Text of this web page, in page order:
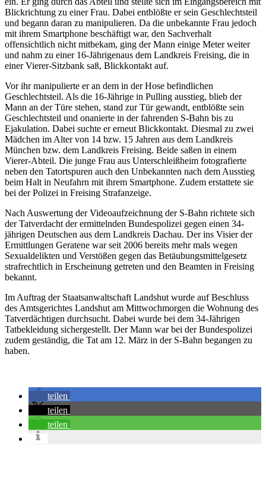
Blickrichtung zu einer Frau. Dabei entblößte er sein Geschlechtsteil
und begann daran zu manipulieren. Da die unbekannte Frau jedoch
mit ihrem Smartphone beschäftigt war, den Sachverhalt
offensichtlich nicht mitbekam, ging der Mann einige Meter weiter
und nahm zu einer 16-Jährigenaus dem Landkreis Freising, die in
einer Vierer-Sitzbank saß, Blickkontakt auf.
Vor ihr manipulierte er an dem in der Hose befindlichen
Geschlechtsteil. Als die 16-Jährige in Pulling ausstieg, blieb der
Mann an der Türe stehen, stand zur Tür gewandt, entblößte sein
Geschlechtsteil und onanierte in der fahrenden S-Bahn bis zu
Ejakulation. Dabei suchte er erneut Blickkontakt. Diesmal zu zwei
Mädchen im Alter von 14 bzw. 15 Jahren aus dem Landkreis
München bzw. dem Landkreis Freising. Beide saßen in einem
Vierer-Abteil. Die junge Frau aus Unterschleißheim fotografierte
neben den Tatortspuren auch den Unbekannten nach dem Ausstieg
beim Halt in Neufahrn mit ihrem Smartphone. Zudem erstattete sie
bei der Polizei in Freising Strafanzeige.
Nach Auswertung der Videoaufzeichnung der S-Bahn richtete sich
der Tatverdacht der ermittelnden Bundespolizei gegen einen 34-
jährigen Deutschen aus dem Landkreis Dachau. Der ins Visier der
Ermittlungen Geratene war seit 2006 bereits mehr mals wegen
Sexualdelikten und Verstößen gegen das Betäubungsmittelgesetz
strafrechtlich in Erscheinung getreten und den Beamten in Freising
bekannt.
Im Auftrag der Staatsanwaltschaft Landshut wurde auf Beschluss
des Amtsgerichtes Landshut am Mittwochmorgen die Wohnung des
Tatverdächtigen durchsucht. Dabei wurde bei dem 34-Jährigen
Tatbekleidung sichergestellt. Der Mann war bei der Bundespolizei
zudem geständig, die Tat am 12. März in der S-Bahn begangen zu
haben.
teilen
teilen
teilen